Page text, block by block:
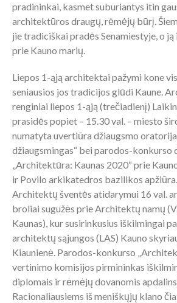
pradininkai, kasmet suburiantys itin
architektūros draugų, rėmėjų būrį.
jie tradiciškai pradės Senamiestyje, o
prie Kauno marių.
Liepos 1-ąją architektai pažymi kone
seniausios jos tradicijos glūdi Kaune.
renginiai liepos 1-ąją (trečiadienį)
prasidės popiet – 15.30 val. – miesto
numatyta uvertiūra džiaugsmo
džiaugsmingas“ bei parodos-konkurso
„Architektūra: Kaunas 2020“ prie
ir Povilo arkikatedros bazilikos
Architektų šventės atidarymui 16 val.
broliai sugužės prie Architektų namų
Kaunas), kur susirinkusius iškilmingai
architektų sąjungos (LAS) Kauno
Kiaunienė. Parodos-konkurso
vertinimo komisijos pirmininkas
diplomais ir rėmėjų dovanomis
Racionaliausiems iš meniškųjų klano